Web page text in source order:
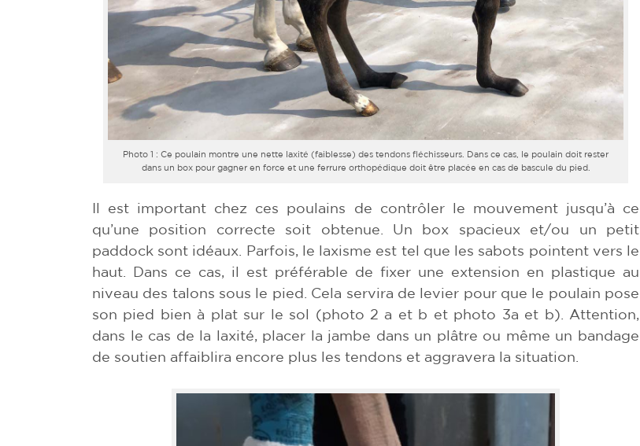
Photo 1 : Ce poulain montre une nette laxité (faiblesse) des tendons fléchisseurs. Dans ce cas, le poulain doit rester
dans un box pour gagner en force et une ferrure orthopédique doit être placée en cas de bascule du pied.
Il est important chez ces poulains de contrôler le mouvement jusqu’à ce
qu’une position correcte soit obtenue. Un box spacieux et/ou un petit
paddock sont idéaux. Parfois, le laxisme est tel que les sabots pointent vers le
haut. Dans ce cas, il est préférable de fixer une extension en plastique au
niveau des talons sous le pied. Cela servira de levier pour que le poulain pose
son pied bien à plat sur le sol (photo 2 a et b et photo 3a et b). Attention,
dans le cas de la laxité, placer la jambe dans un plâtre ou même un bandage
de soutien affaiblira encore plus les tendons et aggravera la situation.